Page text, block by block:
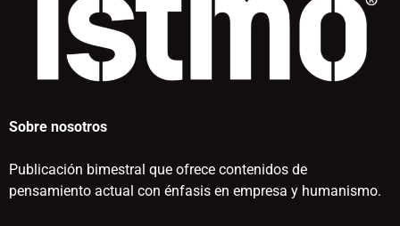
Sobre nosotros
Publicación bimestral que ofrece contenidos de
pensamiento actual con énfasis en empresa y humanismo.